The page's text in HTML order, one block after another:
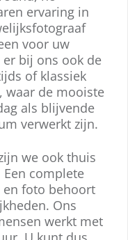
ervaring in
voor uw
bij ons ook de
of klassiek
waar de mooiste
als blijvende
verwerkt zijn.
we ook thuis
complete
foto behoort
Ons
werkt met